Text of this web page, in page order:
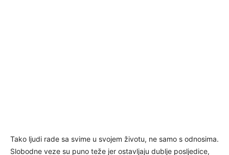
Tako ljudi rade sa svime u svojem životu, ne samo s odnosima.
Slobodne veze su puno teže jer ostavljaju dublje posljedice,